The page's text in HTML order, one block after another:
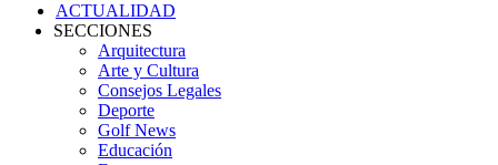
ACTUALIDAD
SECCIONES
Arquitectura
Arte y Cultura
Consejos Legales
Deporte
Golf News
Educación